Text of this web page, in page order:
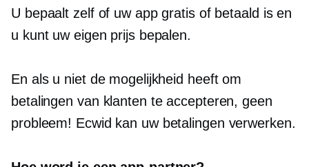
U bepaalt zelf of uw app gratis of betaald is en
u kunt uw eigen prijs bepalen.
En als u niet de mogelijkheid heeft om
betalingen van klanten te accepteren, geen
probleem! Ecwid kan uw betalingen verwerken.